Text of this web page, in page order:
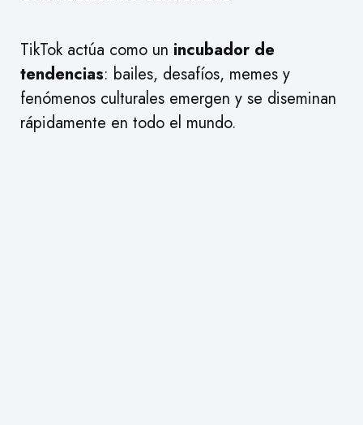
TikTok actúa como un incubador de
tendencias: bailes, desafíos, memes y
fenómenos culturales emergen y se diseminan
rápidamente en todo el mundo.